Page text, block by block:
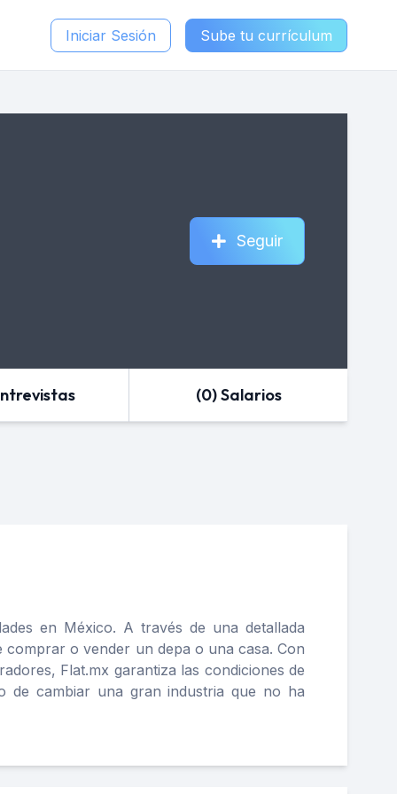
Iniciar Sesión Sube tu currículum
Seguir
(0) Salarios
en México. A través de una detallada
comprar o vender un depa o una casa. Con
Flat.mx garantiza las condiciones de
de cambiar una gran industria que no ha